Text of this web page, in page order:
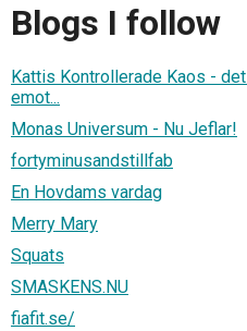
Blogs I follow
Kattis Kontrollerade Kaos -
emot...
Monas Universum - Nu Jeflar!
fortyminusandstillfab
En Hovdams vardag
Merry Mary
Squats
SMASKENS.NU
fiafit.se/